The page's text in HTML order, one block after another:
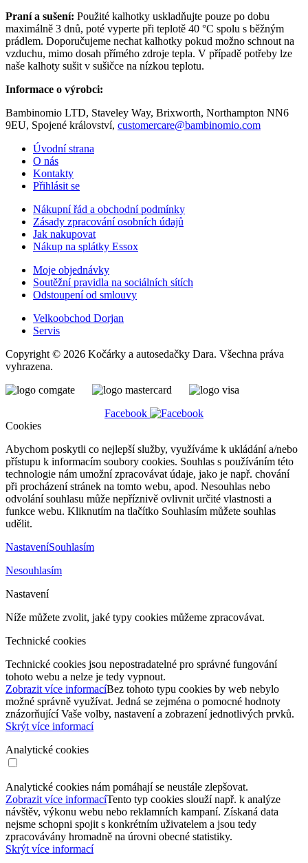
Praní a sušení: Použité kalhotky uskladňujte pouze po dobu
maximálně 3 dnů, poté vyperte při teplotě 40 °C spolu s běžným
prádlem. Doporučujeme nechat kalhotky pokud možno schnout na
vzduchu, mimo dosah přímého zdroje tepla. V případě potřeby lze
naše kalhoty sušit v sušičce na nízkou teplotu.
Informace o výrobci:
Bambinomio LTD, Staveley Way, Brixworth, Northampton NN6
9EU, Spojené království, customercare@bambinomio.com
Úvodní strana
O nás
Kontakty
Přihlásit se
Nákupní řád a obchodní podmínky
Zásady zpracování osobních údajů
Jak nakupovat
Nákup na splátky Essox
Moje objednávky
Soutěžní pravidla na sociálních sítích
Odstoupení od smlouvy
Velkoobchod Dorjan
Servis
Copyright © 2026 Kočárky a autosedačky Dara. Všechna práva
vyhrazena.
Facebook
Cookies
Abychom poskytli co nejlepší služby, využíváme k ukládání a/nebo
přístupu k informacím soubory cookies. Souhlas s používáním této
technologie nám umožní zpracovávat údaje, jako je např. chování
při procházení stránek na tomto webu, apod. Nesouhlas nebo
odvolání souhlasu může nepříznivě ovlivnit určité vlastnosti a
funkce webu. Kliknutím na tlačítko Souhlasím můžete souhlas
udělit.
NastaveníSouhlasím
Nesouhlasím
Nastavení
Níže můžete zvolit, jaké typy cookies můžeme zpracovávat.
Technické cookies
Technické cookies jsou nepostradatelné pro správné fungování
tohoto webu a nelze je tedy vypnout.
Zobrazit více informacíBez tohoto typu cookies by web nebylo
možné správně využívat. Jedná se zejména o pomocné hodnoty
znázorňující Vaše volby, nastavení a zobrazení jednotlivých prvků.
Skrýt více informací
Analytické cookies
Analytické cookies nám pomáhají se neustále zlepšovat.
Zobrazit více informacíTento typ cookies slouží např. k analýze
návštěv, výkonu webu nebo reklamních kampaní. Získaná data
nejsme schopni spojit s konkrétním uživatelem a jsou tedy
zpracovávány hromadně na úrovni obecné statistiky.
Skrýt více informací